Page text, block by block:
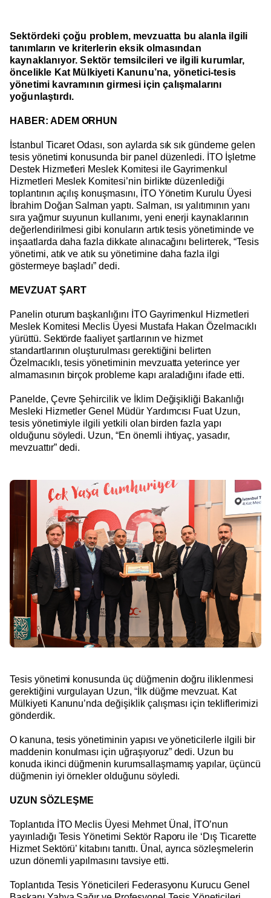
Sektördeki çoğu problem, mevzuatta bu alanla ilgili
tanımların ve kriterlerin eksik olmasından
kaynaklanıyor. Sektör temsilcileri ve ilgili kurumlar,
öncelikle Kat Mülkiyeti Kanunu’na, yönetici-tesis
yönetimi kavramının girmesi için çalışmalarını
yoğunlaştırdı.
HABER: ADEM ORHUN
İstanbul Ticaret Odası, son aylarda sık sık gündeme gelen
tesis yönetimi konusunda bir panel düzenledi. İTO İşletme
Destek Hizmetleri Meslek Komitesi ile Gayrimenkul
Hizmetleri Meslek Komitesi’nin birlikte düzenlediği
toplantının açılış konuşmasını, İTO Yönetim Kurulu Üyesi
İbrahim Doğan Salman yaptı. Salman, ısı yalıtımının yanı
sıra yağmur suyunun kullanımı, yeni enerji kaynaklarının
değerlendirilmesi gibi konuların artık tesis yönetiminde ve
inşaatlarda daha fazla dikkate alınacağını belirterek, “Tesis
yönetimi, atık ve atık su yönetimine daha fazla ilgi
göstermeye başladı” dedi.
MEVZUAT ŞART
Panelin oturum başkanlığını İTO Gayrimenkul Hizmetleri
Meslek Komitesi Meclis Üyesi Mustafa Hakan Özelmacıklı
yürüttü. Sektörde faaliyet şartlarının ve hizmet
standartlarının oluşturulması gerektiğini belirten
Özelmacıklı, tesis yönetiminin mevzuatta yeterince yer
almamasının birçok probleme kapı araladığını ifade etti.
Panelde, Çevre Şehircilik ve İklim Değişikliği Bakanlığı
Mesleki Hizmetler Genel Müdür Yardımcısı Fuat Uzun,
tesis yönetimiyle ilgili yetkili olan birden fazla yapı
olduğunu söyledi. Uzun, “En önemli ihtiyaç, yasadır,
mevzuattır” dedi.
Tesis yönetimi konusunda üç düğmenin doğru iliklenmesi
gerektiğini vurgulayan Uzun, “İlk düğme mevzuat. Kat
Mülkiyeti Kanunu’nda değişiklik çalışması için tekliflerimizi
gönderdik.
O kanuna, tesis yönetiminin yapısı ve yöneticilerle ilgili bir
maddenin konulması için uğraşıyoruz” dedi. Uzun bu
konuda ikinci düğmenin kurumsallaşmamış yapılar, üçüncü
düğmenin iyi örnekler olduğunu söyledi.
UZUN SÖZLEŞME
Toplantıda İTO Meclis Üyesi Mehmet Ünal, İTO’nun
yayınladığı Tesis Yönetimi Sektör Raporu ile ‘Dış Ticarette
Hizmet Sektörü’ kitabını tanıttı. Ünal, ayrıca sözleşmelerin
uzun dönemli yapılmasını tavsiye etti.
Toplantıda Tesis Yöneticileri Federasyonu Kurucu Genel